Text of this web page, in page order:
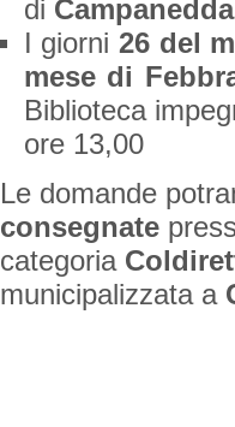
di Campanedda
I giorni 26 del
mese di
Biblioteca
ore 13,00
Le domande
consegnate
categoria
municipalizzata a